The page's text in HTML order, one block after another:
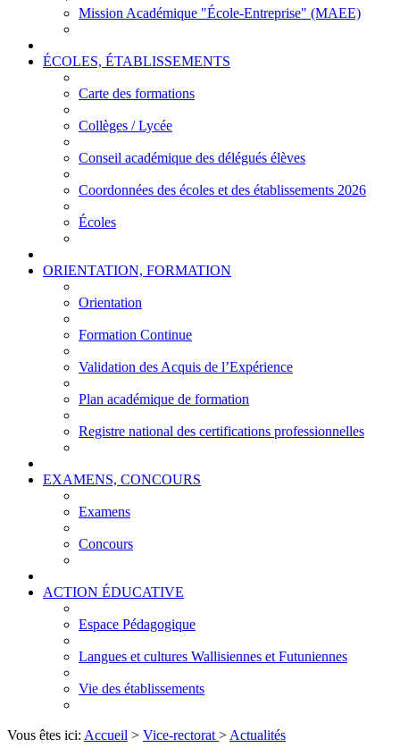
Mission Académique "École-Entreprise" (MAEE)
ÉCOLES, ÉTABLISSEMENTS
Carte des formations
Collèges / Lycée
Conseil académique des délégués élèves
Coordonnées des écoles et des établissements 2026
Écoles
ORIENTATION, FORMATION
Orientation
Formation Continue
Validation des Acquis de l’Expérience
Plan académique de formation
Registre national des certifications professionnelles
EXAMENS, CONCOURS
Examens
Concours
ACTION ÉDUCATIVE
Espace Pédagogique
Langues et cultures Wallisiennes et Futuniennes
Vie des établissements
Vous êtes ici: Accueil > Vice-rectorat > Actualités